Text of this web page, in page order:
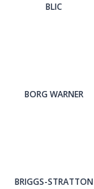
BLIC
BORG WARNER
BRIGGS-STRATTON